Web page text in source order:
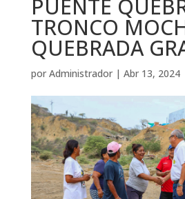
PUENTE
TRONCO
QUEBRADA
por Administrador| Abr 13, 2024